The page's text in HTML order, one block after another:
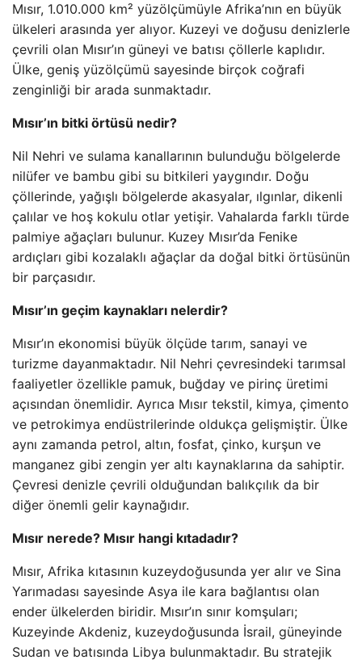
Mısır, 1.010.000 km² yüzölçümüyle Afrika’nın en büyük
ülkeleri arasında yer alıyor. Kuzeyi ve doğusu denizlerle
çevrili olan Mısır’ın güneyi ve batısı çöllerle kaplıdır.
Ülke, geniş yüzölçümü sayesinde birçok coğrafi
zenginliği bir arada sunmaktadır.
Mısır’ın bitki örtüsü nedir?
Nil Nehri ve sulama kanallarının bulunduğu bölgelerde
nilüfer ve bambu gibi su bitkileri yaygındır. Doğu
çöllerinde, yağışlı bölgelerde akasyalar, ılgınlar, dikenli
çalılar ve hoş kokulu otlar yetişir. Vahalarda farklı türde
palmiye ağaçları bulunur. Kuzey Mısır’da Fenike
ardıçları gibi kozalaklı ağaçlar da doğal bitki örtüsünün
bir parçasıdır.
Mısır’ın geçim kaynakları nelerdir?
Mısır’ın ekonomisi büyük ölçüde tarım, sanayi ve
turizme dayanmaktadır. Nil Nehri çevresindeki tarımsal
faaliyetler özellikle pamuk, buğday ve pirinç üretimi
açısından önemlidir. Ayrıca Mısır tekstil, kimya, çimento
ve petrokimya endüstrilerinde oldukça gelişmiştir. Ülke
aynı zamanda petrol, altın, fosfat, çinko, kurşun ve
manganez gibi zengin yer altı kaynaklarına da sahiptir.
Çevresi denizle çevrili olduğundan balıkçılık da bir
diğer önemli gelir kaynağıdır.
Mısır nerede? Mısır hangi kıtadadır?
Mısır, Afrika kıtasının kuzeydoğusunda yer alır ve Sina
Yarımadası sayesinde Asya ile kara bağlantısı olan
ender ülkelerden biridir. Mısır’ın sınır komşuları;
Kuzeyinde Akdeniz, kuzeydoğusunda İsrail, güneyinde
Sudan ve batısında Libya bulunmaktadır. Bu stratejik